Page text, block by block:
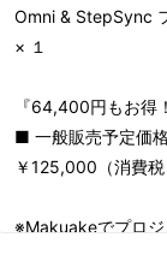
Omni & StepSync
× １
『64,400円もお得
■ 一般販売予定価
￥125,000（消費
※Makuakeでプロ